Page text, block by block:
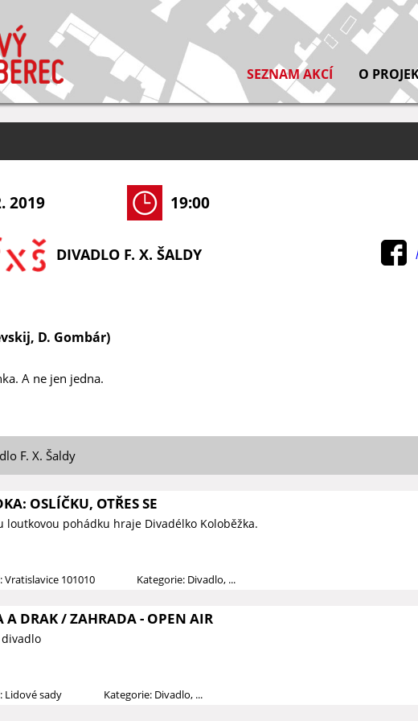
SEZNAM AKCÍ O
2019 19:00
DIVADLO F. X. ŠALDY
D. Gombár)
A ne jen jedna.
F. X. Šaldy
OSLÍČKU, OTŘES SE
loutkovou pohádku hraje Divadélko Koloběžka.
Vratislavice 101010 Kategorie: Divadlo, ...
A DRAK / ZAHRADA - OPEN AIR
Lidové sady Kategorie: Divadlo, ...